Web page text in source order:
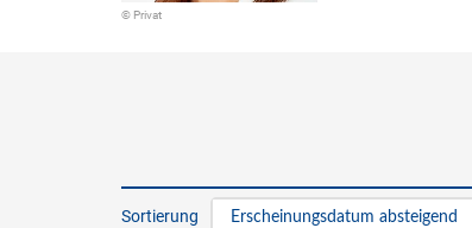
© Privat
Sortierung Erscheinungsdatum absteigend